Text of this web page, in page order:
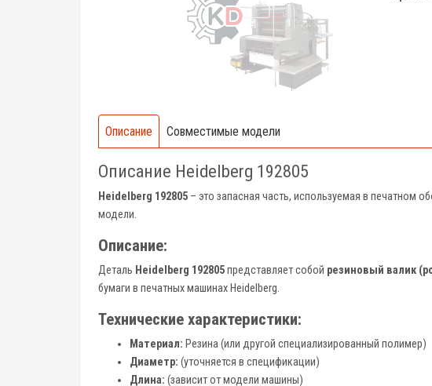
Описание Совместимые модели
Описание Heidelberg 192805
Heidelberg 192805 – это запасная часть, используемая в печатном
модели.
Описание:
Деталь Heidelberg 192805представляет собой резиновый валик
бумаги в печатных машинах Heidelberg.
Технические характеристики:
Материал: Резина (или другой специализированный полимер)
Диаметр: (уточняется в спецификации)
Длина: (зависит от модели машины)